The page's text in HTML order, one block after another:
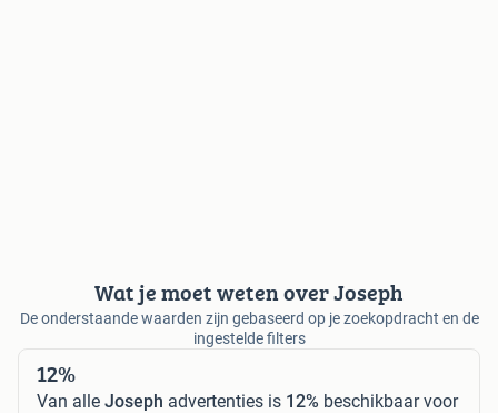
Wat je moet weten over Joseph
De onderstaande waarden zijn gebaseerd op je zoekopdracht en de
ingestelde filters
12%
Van alle Joseph advertenties is 12% beschikbaar voor